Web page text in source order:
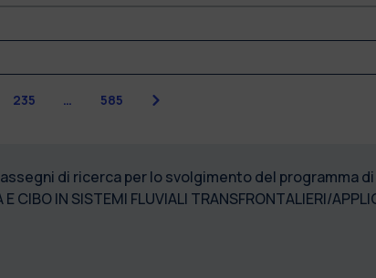
235 … 585 Successiva
di ricerca per lo svolgimento del programma di
CIBO IN SISTEMI FLUVIALI TRANSFRONTALIERI/